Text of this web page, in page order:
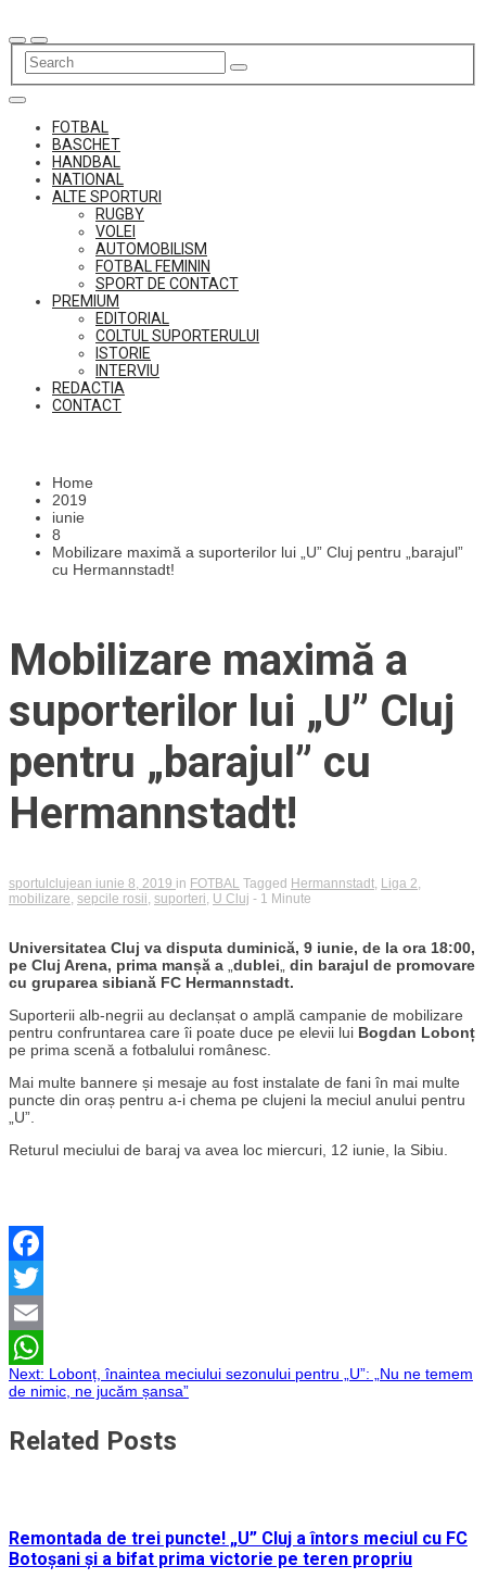
to
content
FOTBAL
BASCHET
HANDBAL
NATIONAL
ALTE SPORTURI
RUGBY
VOLEI
AUTOMOBILISM
FOTBAL FEMININ
SPORT DE CONTACT
PREMIUM
EDITORIAL
COLTUL SUPORTERULUI
ISTORIE
INTERVIU
REDACTIA
CONTACT
Home
2019
iunie
8
Mobilizare maximă a suporterilor lui „U” Cluj pentru „barajul”
cu Hermannstadt!
Mobilizare maximă a
suporterilor lui „U” Cluj
pentru „barajul” cu
Hermannstadt!
sportulclujean iunie 8, 2019 in FOTBAL Tagged Hermannstadt Liga 2
mobilizare sepcile rosii suporteri U Cluj - 1 Minute
Universitatea Cluj va disputa duminică, 9 iunie, de la ora 18:00,
pe Cluj Arena, prima manșă a dublei
din barajul de promovare
cu gruparea sibiană FC Hermannstadt.
Suporterii alb-negrii au declanșat o amplă campanie de mobilizare
pentru confruntarea care îi poate duce pe elevii lui Bogdan Lobonț
pe prima scenă a fotbalului românesc.
Mai multe bannere și mesaje au fost instalate de fani în mai multe
puncte din oraș pentru a-i chema pe clujeni la meciul anului pentru
„U”.
Returul meciului de baraj va avea loc miercuri, 12 iunie, la Sibiu.
Facebook
Twitter
Email
WhatsApp
Navigare
în
Next: Lobonț, înaintea meciului sezonului pentru „U”: „Nu ne temem
de nimic, ne jucăm șansa”
Related Posts
Remontada de trei puncte! „U” Cluj a întors meciul cu FC
Botoșani și a bifat prima victorie pe teren propriu